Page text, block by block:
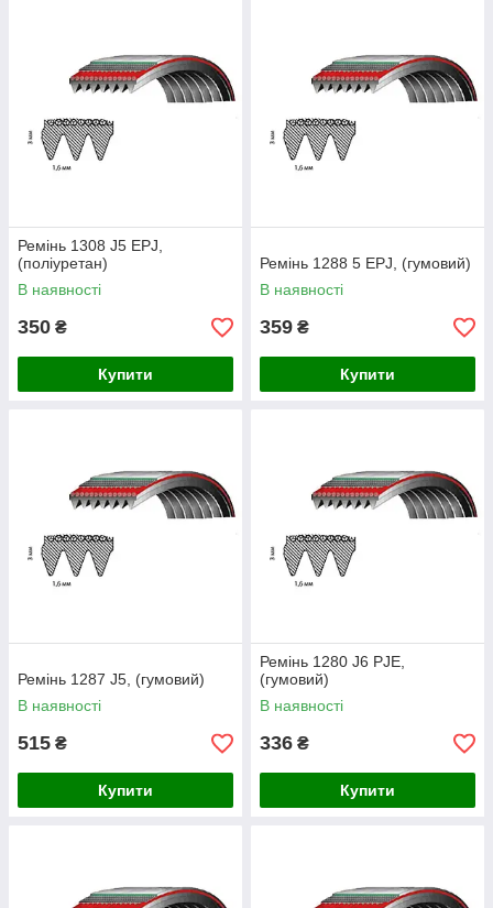
Ремінь 1308 J5 EPJ,
(поліуретан)
В наявності
350 ₴
Купити
Ремінь 1288 5 EPJ, (гумовий)
В наявності
359 ₴
Купити
Ремінь 1287 J5, (гумовий)
В наявності
515 ₴
Купити
Ремінь 1280 J6 PJE,
(гумовий)
В наявності
336 ₴
Купити